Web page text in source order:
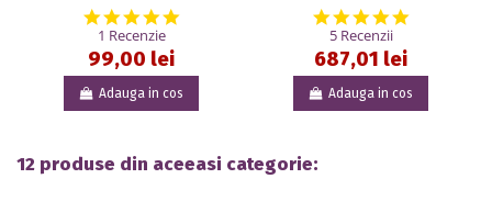
5.0 star rating
1 Recenzie
99,00 lei
Adauga in cos
5.0 star
5 Recenzii
687,01 lei
Adauga in cos
12 produse din aceeasi categorie: